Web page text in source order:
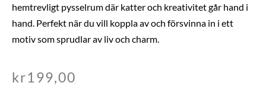
hemtrevligt pysselrum där katter och kreativitet går hand i
hand. Perfekt när du vill koppla av och försvinna in i ett
motiv som sprudlar av liv och charm.
kr199,00